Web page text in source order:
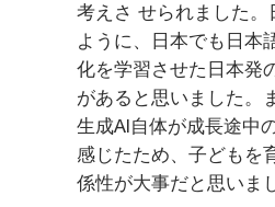
考えさ せられました
ように、日本でも日本
化を学習させた日本発
があると思いました。
生成AI自体が成長途中
感じたため、子どもを
係性が大事だと思いま